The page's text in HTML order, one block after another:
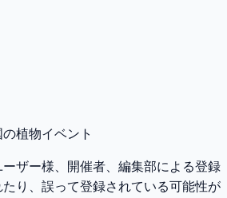
の植物イベント
ザー様、開催者、編集部による登録
り、誤って登録されている可能性が